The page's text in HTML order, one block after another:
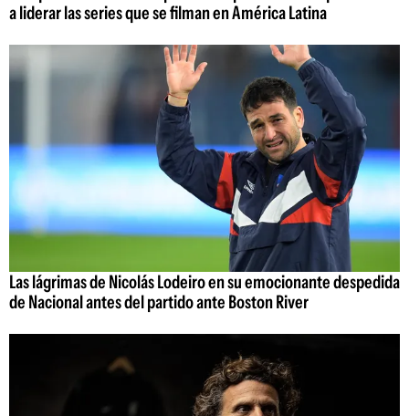
a liderar las series que se filman en América Latina
Las lágrimas de Nicolás Lodeiro en su emocionante despedida
de Nacional antes del partido ante Boston River